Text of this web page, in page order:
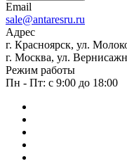
Email
sale@antaresru.ru
Адрес
г. Красноярск, ул.
г. Москва, ул.
Режим работы
Пн - Пт: с 9:00 до 18:00